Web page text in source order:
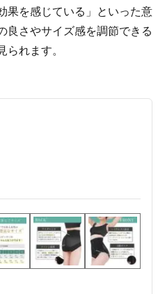
果を感じている」といった意
良さやサイズ感を調節できる
られます。